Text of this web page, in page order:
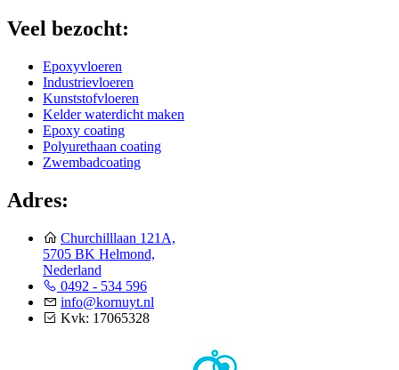
Veel bezocht:
Epoxyvloeren
Industrievloeren
Kunststofvloeren
Kelder waterdicht maken
Epoxy coating
Polyurethaan coating
Zwembadcoating
Adres:
Churchilllaan 121A,
5705 BK Helmond,
Nederland
0492 - 534 596
info@kornuyt.nl
Kvk: 17065328